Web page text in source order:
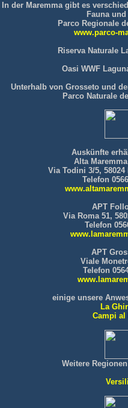
In der Maremma gibt es
Fauna
Parco Regionale
www.parco-
Riserva Naturale
Oasi WWF
Unterhalb von Grosseto und
Parco Naturale
Auskünfte
Alta
Via Todini 3/5,
Telefon
APT
Via Roma 51,
Telefon
APT
Viale
Telefon
einige unsere
La
Campi al
Weitere